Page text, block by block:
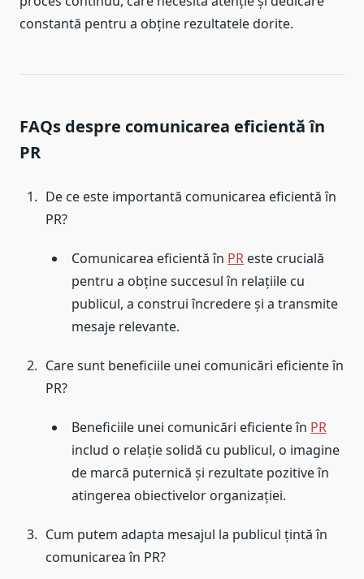
constantă pentru a obține rezultatele dorite.
FAQs despre comunicarea eficientă în
PR
De ce este importantă comunicarea eficientă în
PR?
Comunicarea eficientă în PR este crucială
pentru a obține succesul în relațiile cu
publicul, a construi încredere și a transmite
mesaje relevante.
Care sunt beneficiile unei comunicări eficiente în
PR?
Beneficiile unei comunicări eficiente în PR
includ o relație solidă cu publicul, o imagine
de marcă puternică și rezultate pozitive în
atingerea obiectivelor organizației.
Cum putem adapta mesajul la publicul țintă în
comunicarea în PR?